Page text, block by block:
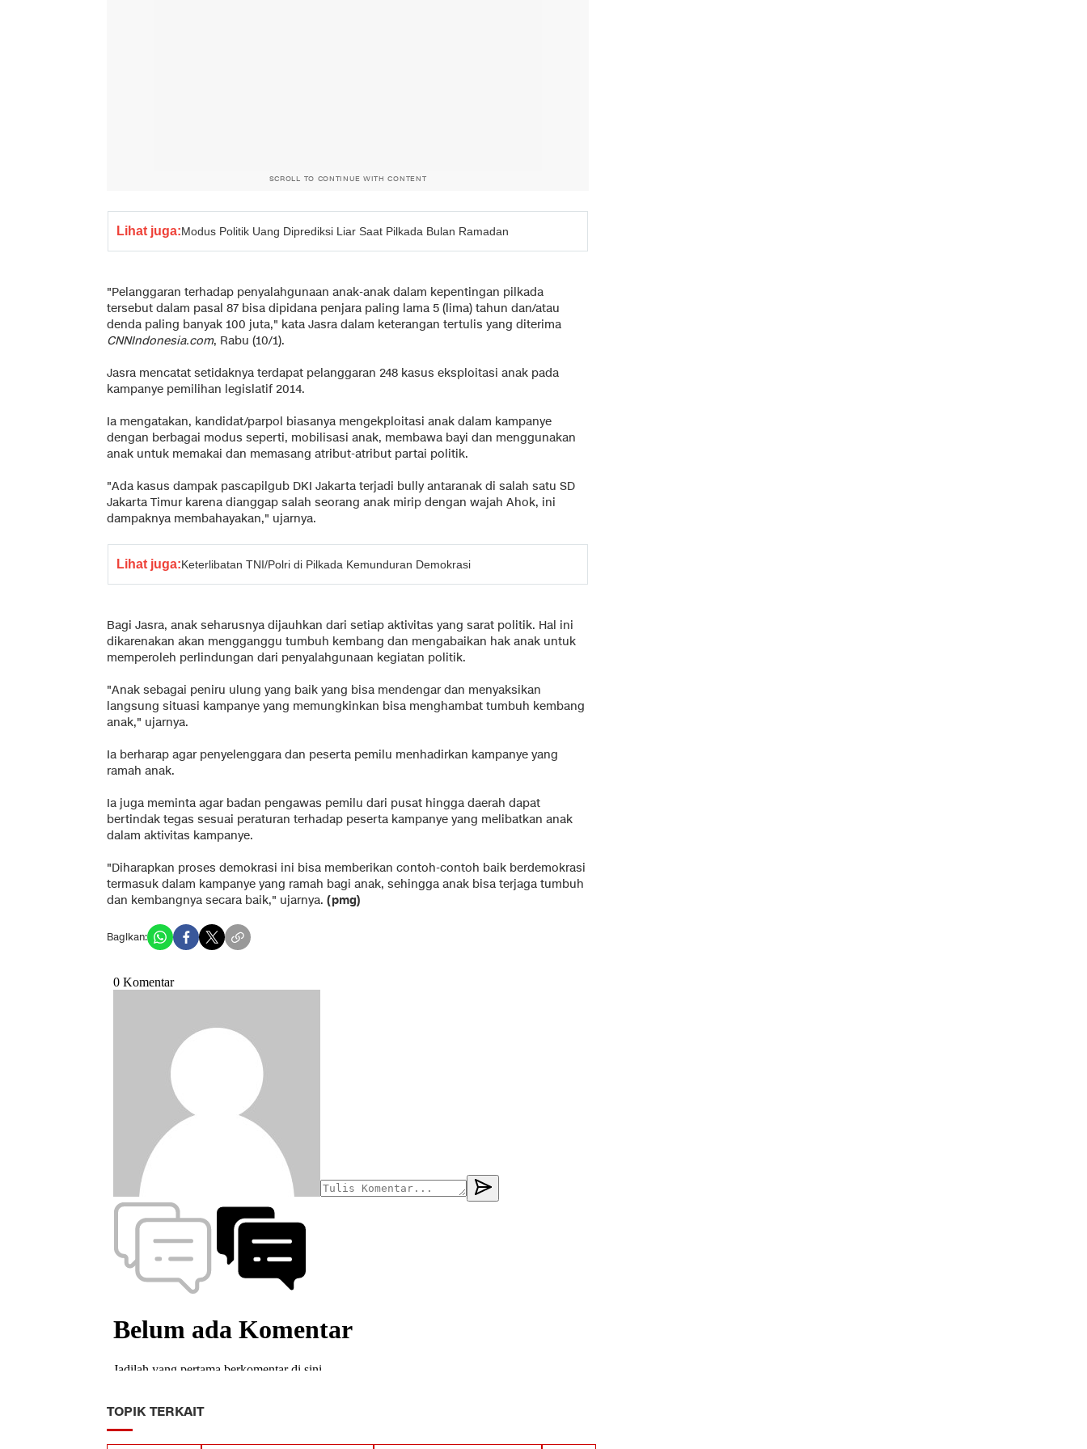
SCROLL TO CONTINUE WITH CONTENT
Lihat juga:Modus Politik Uang Diprediksi Liar Saat Pilkada Bulan Ramadan
"Pelanggaran terhadap penyalahgunaan anak-anak dalam kepentingan pilkada
tersebut dalam pasal 87 bisa dipidana penjara paling lama 5 (lima) tahun dan/atau
denda paling banyak 100 juta," kata Jasra dalam keterangan tertulis yang diterima
CNNIndonesia.com, Rabu (10/1).
Jasra mencatat setidaknya terdapat pelanggaran 248 kasus eksploitasi anak pada
kampanye pemilihan legislatif 2014.
Ia mengatakan, kandidat/parpol biasanya mengekploitasi anak dalam kampanye
dengan berbagai modus seperti, mobilisasi anak, membawa bayi dan menggunakan
anak untuk memakai dan memasang atribut-atribut partai politik.
"Ada kasus dampak pascapilgub DKI Jakarta terjadi bully antaranak di salah satu SD
Jakarta Timur karena dianggap salah seorang anak mirip dengan wajah Ahok, ini
dampaknya membahayakan," ujarnya.
Lihat juga:Keterlibatan TNI/Polri di Pilkada Kemunduran Demokrasi
Bagi Jasra, anak seharusnya dijauhkan dari setiap aktivitas yang sarat politik. Hal ini
dikarenakan akan mengganggu tumbuh kembang dan mengabaikan hak anak untuk
memperoleh perlindungan dari penyalahgunaan kegiatan politik.
"Anak sebagai peniru ulung yang baik yang bisa mendengar dan menyaksikan
langsung situasi kampanye yang memungkinkan bisa menghambat tumbuh kembang
anak," ujarnya.
Ia berharap agar penyelenggara dan peserta pemilu menhadirkan kampanye yang
ramah anak.
Ia juga meminta agar badan pengawas pemilu dari pusat hingga daerah dapat
bertindak tegas sesuai peraturan terhadap peserta kampanye yang melibatkan anak
dalam aktivitas kampanye.
"Diharapkan proses demokrasi ini bisa memberikan contoh-contoh baik berdemokrasi
termasuk dalam kampanye yang ramah bagi anak, sehingga anak bisa terjaga tumbuh
dan kembangnya secara baik," ujarnya. (pmg)
Bagikan:
TOPIK TERKAIT